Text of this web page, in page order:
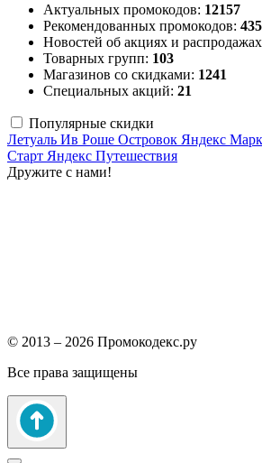
Актуальных промокодов: 12157
Рекомендованных промокодов: 435
Новостей об акциях и
Товарных групп: 103
Магазинов со скидками: 1241
Специальных акций: 21
Популярные скидки
Летуаль Ив Роше Островок Яндекс
Старт Яндекс Путешествия
Дружите с нами!
© 2013 – 2026 Промокодекс.ру
Все права защищены